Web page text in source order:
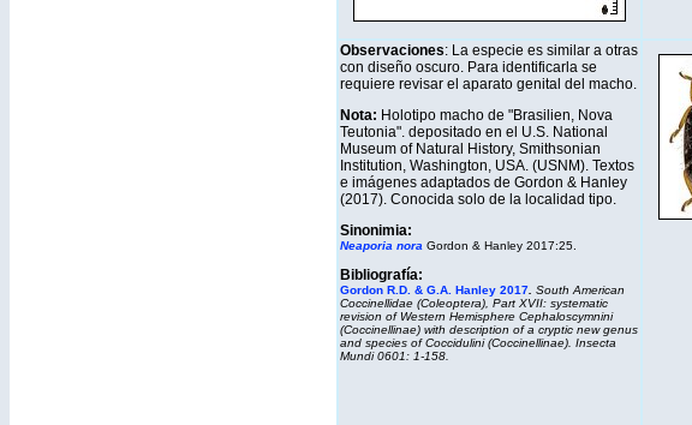
Observaciones: La especie es similar a otras
con diseño oscuro. Para identificarla se
requiere revisar el aparato genital del macho.
Nota: Holotipo macho de "Brasilien, Nova
Teutonia". depositado en el U.S. National
Museum of Natural History, Smithsonian
Institution, Washington, USA. (USNM). Textos
e imágenes adaptados de Gordon & Hanley
(2017). Conocida solo de la localidad tipo.
Sinonimia:
Neaporia nora Gordon & Hanley 2017:25.
Bibliografía:
Gordon R.D. & G.A. Hanley 2017 South American
Coccinellidae (Coleoptera), Part XVII: systematic
revision of Western Hemisphere Cephaloscymnini
(Coccinellinae) with description of a cryptic new genus
and species of Coccidulini (Coccinellinae). Insecta
Mundi0601: 1-158.